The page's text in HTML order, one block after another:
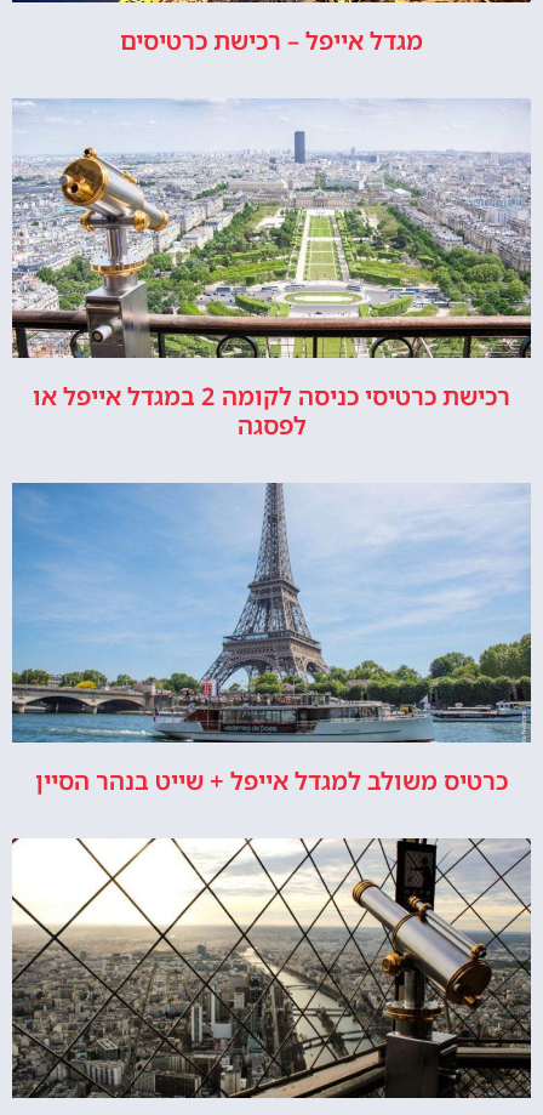
מגדל אייפל – רכישת כרטיסים
רכישת כרטיסי כניסה לקומה 2 במגדל אייפל או
לפסגה
כרטיס משולב למגדל אייפל + שייט בנהר הסיין